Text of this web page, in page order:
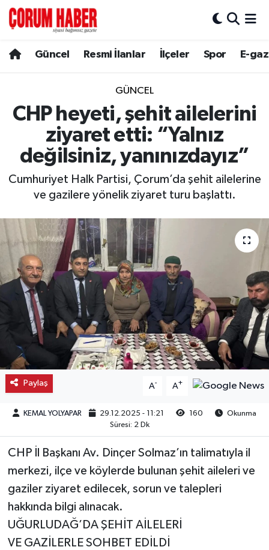
Güncel Resmi İlanlar İlçeler Spor E-
GÜNCEL
CHP heyeti, şehit ailelerini
ziyaret etti: “Yalnız
değilsiniz, yanınızdayız”
Cumhuriyet Halk Partisi, Çorum’da şehit ailelerine
ve gazilere yönelik ziyaret turu başlattı.
Paylaş A- A+
KEMAL YOLYAPAR 29.12.2025 - 11:21 160
Okunma
Süresi: 2 Dk
CHP İl Başkanı Av. Dinçer Solmaz’ın talimatıyla il
merkezi, ilçe ve köylerde bulunan şehit aileleri ve
gaziler ziyaret edilecek, sorun ve talepleri
hakkında bilgi alınacak.
UĞURLUDAĞ’DA ŞEHİT AİLELERİ
VE GAZİLERLE SOHBET EDİLDİ
Spor
Resmi İlanlar
Alaca
Bayat
Boğazkale
Dodurga
İskilip
Kargı
Laçin
Mecitözü
Oğuzlar
Ortaköy
Sungurlu
Uğurludağ
Sağlık
Hava Durumu
Çorum Namaz Vakitleri
Trafik Durumu
Süper Lig Puan Durumu ve Fikstür
Tüm Manşetler
Son Dakika Haberleri
Haber Arşivi